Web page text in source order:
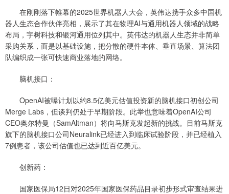
在刚刚落下帷幕的2025世界机器人大会，英伟达携手众多中国机
器人生态合作伙伴亮相，展示了其在物理AI与通用机器人领域的战略
布局，宇树科技和银河通用位列其中。英伟达的机器人生态并非简单
采购关系，而是以基础设施，把分散的硬件本体、垂直场景、算法团
队编织成一张可快速商业落地的网络。
脑机接口：
OpenAI被曝计划以约8.5亿美元估值投资新的脑机接口初创公司
Merge Labs，但谈判仍处于早期阶段。此举也意味着OpenAI公司
CEO奥尔特曼（SamAltman）将向马斯克发起新的挑战。目前马斯克
旗下的脑机接口公司Neuralink已经进入到临床试验阶段，并已经植入
7例患者，该公司估值也已达到近百亿美元。
创新药：
国家医保局12日对2025年国家医保药品目录初步形式审查结果进